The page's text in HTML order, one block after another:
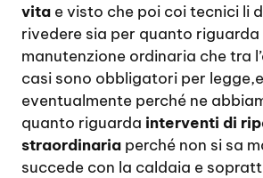
vita e visto che poi coi tecnici li
rivedere sia per quanto
manutenzione ordinaria che tra
casi sono obbligatori per
eventualmente perché ne
quanto riguarda interventi di
straordinaria perché non si sa
succede con la caldaia e